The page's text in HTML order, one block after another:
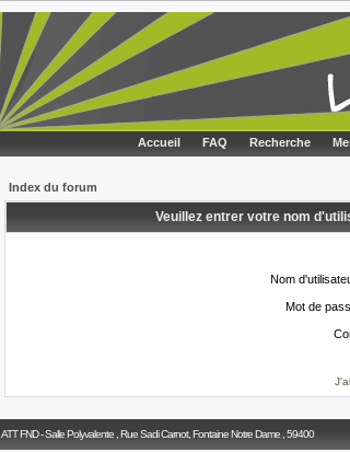
Accueil FAQ Recherche
Index du forum
Veuillez entrer votre nom
Nom
Mot de
ATT FND - Salle Polyvalente , Rue Sadi Carnot, Fontaine Notre Dame , 59400